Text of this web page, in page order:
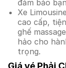
đảm bảo
Xe
cao cấp,
ghế
hảo cho
trọng.